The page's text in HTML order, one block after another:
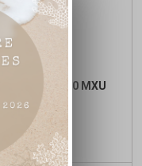
/ 250 - 300 MXU